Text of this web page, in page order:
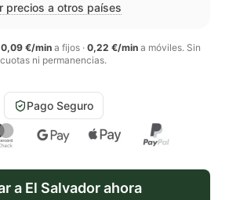
precios a otros países
0,09 €/mina fijos· 0,22 €/mina móviles. Sin
cuotas ni permanencias.
Pago Seguro
a El Salvadorahora